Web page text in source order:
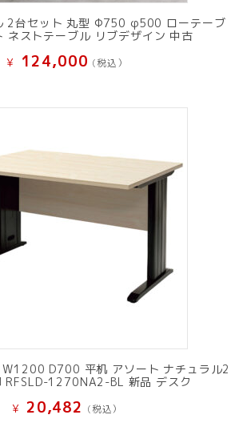
2台セット 丸型 Φ750 φ500 ローテーブ
ネストテーブル リブデザイン 中古
¥ 124,000 (税込）
W1200 D700 平机 アソート ナチュラル2
RFSLD-1270NA2-BL 新品 デスク
¥ 20,482 (税込）